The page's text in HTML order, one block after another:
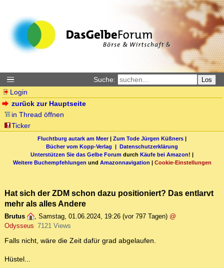
Suche: Los
Login
zurück zur Hauptseite
in Thread öffnen
Ticker
Fluchtburg autark am Meer| Zum Tode Jürgen Küßners |
Bücher vom Kopp-Verlag | Datenschutzerklärung
Unterstützen Sie das Gelbe Forum durch Käufe bei Amazon! |
Weitere Buchempfehlungen und Amazonnavigation | Cookie-Einstellungen
Hat sich der ZDM schon dazu positioniert? Das entlarvt
mehr als alles Andere
Brutus , Samstag, 01.06.2024, 19:26 (vor 797 Tagen) @
Odysseus 7121 Views
Falls nicht, wäre die Zeit dafür grad abgelaufen.
Hüstel...